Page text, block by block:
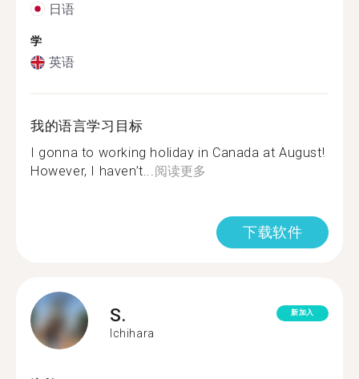
日语
学
英语
我的语言学习目标
I gonna to working holiday in Canada at August!
However, I haven’t...阅读更多
下载软件
S.
Ichihara
新加入